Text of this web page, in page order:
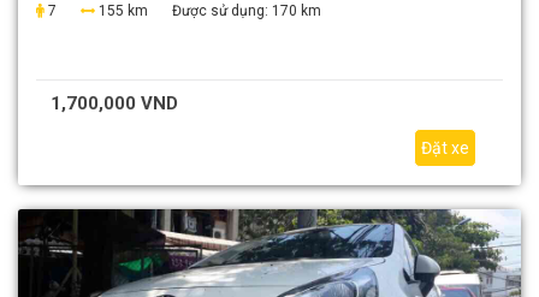
7
155 km Được sử dụng: 170 km
1,700,000 VND
Đặt xe